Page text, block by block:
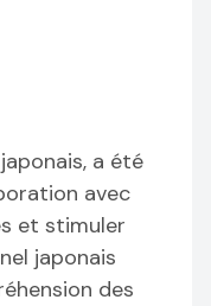
a été
avec
et stimuler
japonais
des